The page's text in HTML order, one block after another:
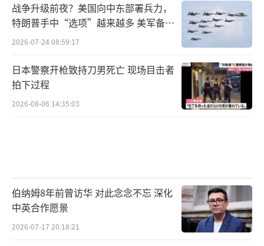
战争升级前夜？美国向中东部署兵力，
特朗普手中“选项”越来越多 美军备战
态势加剧
2026-07-24 08:59:17
日本警察开枪致持刀男死亡 现场目击者
拍下过程
2026-08-06 14:35:03
伯纳姆8年前曾访华 对此念念不忘 深化
中英合作愿景
2026-07-17 20:18:21